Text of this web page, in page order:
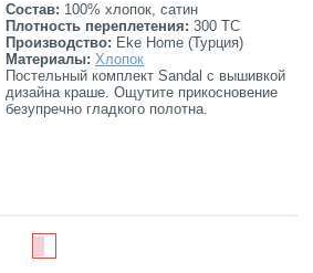
Состав: 100% хлопок, сатин
Плотность переплетения: 300 ТС
Производство: Eke Home (Турция)
Материалы: Хлопок
Постельный комплект Sandal с вышивкой
дизайна краше. Ощутите прикосновение
безупречно гладкого полотна.